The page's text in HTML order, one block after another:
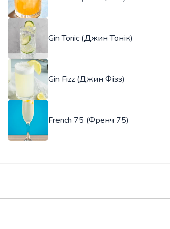
Gin Tonic (Джин Тонік)
Gin Fizz (Джин Фізз)
French 75 (Френч 75)